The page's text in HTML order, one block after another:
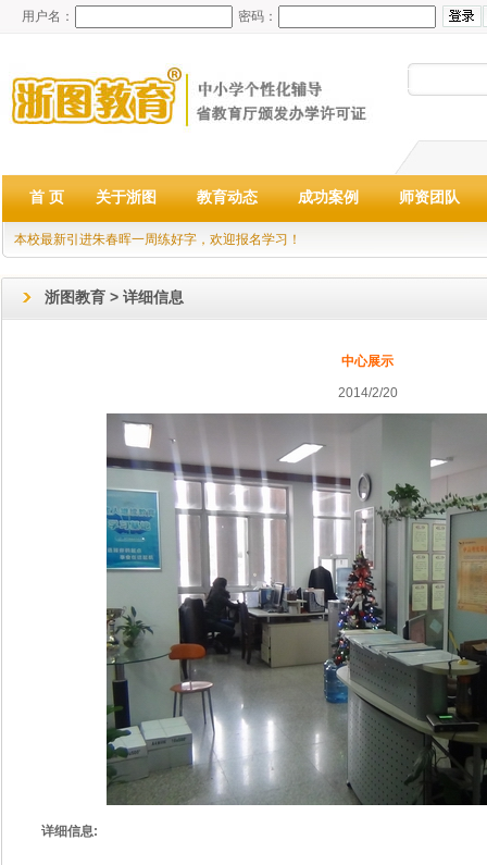
用户名： 密码：
首 页 关于浙图 教育动态 成功案例 师资团队
本校最新引进朱春晖一周练好字，欢迎报名学习！
浙图教育 > 详细信息
中心展示
2014/2/20
详细信息: